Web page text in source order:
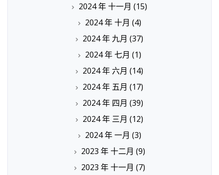
2024 年 十一月 (15)
2024 年 十月 (4)
2024 年 九月 (37)
2024 年 七月 (1)
2024 年 六月 (14)
2024 年 五月 (17)
2024 年 四月 (39)
2024 年 三月 (12)
2024 年 一月 (3)
2023 年 十二月 (9)
2023 年 十一月 (7)